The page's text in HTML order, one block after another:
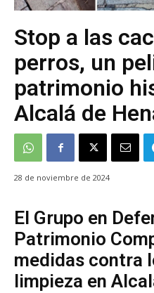
Stop a las
perros, un
patrimonio
Alcalá de
28 de noviembre de 2024
El Grupo en
Patrimonio
medidas contra
limpieza en